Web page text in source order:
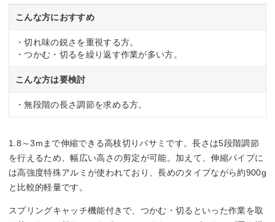
こんな方におすすめ
・切れ味の鋭さを重視する方。
・つかむ・切るを繰り返す作業が多い方。
こんな方は要検討
・無段階の長さ調節を求める方。
1.8～3mまで伸縮できる高枝切りバサミです。長さは5段階調節
を行えるため、幅広い高さの剪定が可能。加えて、伸縮パイプに
は高強度特殊アルミが使われており、長めのタイプながら約900g
と比較的軽量です。
スプリングキャッチ機能付きで、つかむ・切るといった作業を取